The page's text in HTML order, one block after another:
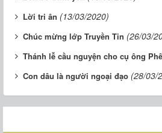
Lời tri ân (13/03/2020)
Chúc mừng lớp Truyền Tin (26/03/
Thánh lễ cầu nguyện cho cụ ông
Con dâu là người ngoại đạo (28/03/